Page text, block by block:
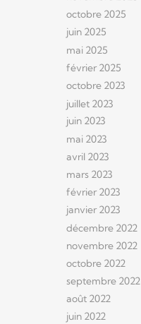
octobre 2025
juin 2025
mai 2025
février 2025
octobre 2023
juillet 2023
juin 2023
mai 2023
avril 2023
mars 2023
février 2023
janvier 2023
décembre 2022
novembre 2022
octobre 2022
septembre 2022
août 2022
juin 2022